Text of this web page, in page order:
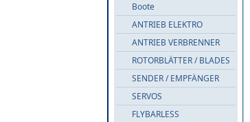
Boote
ANTRIEB ELEKTRO
ANTRIEB VERBRENNER
ROTORBLÄTTER / BLADES
SENDER / EMPFÄNGER
SERVOS
FLYBARLESS